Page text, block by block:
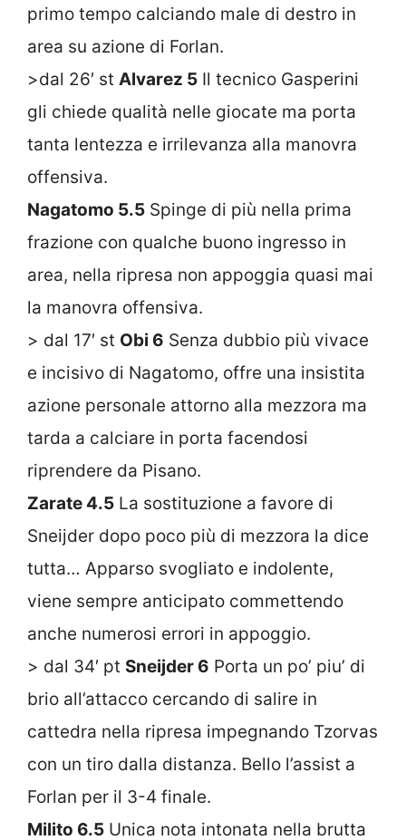
primo tempo calciando male di destro in
area su azione di Forlan.
>dal 26′ st Alvarez 5 Il tecnico Gasperini
gli chiede qualità nelle giocate ma porta
tanta lentezza e irrilevanza alla manovra
offensiva.
Nagatomo 5.5 Spinge di più nella prima
frazione con qualche buono ingresso in
area, nella ripresa non appoggia quasi mai
la manovra offensiva.
> dal 17′ st Obi 6 Senza dubbio più vivace
e incisivo di Nagatomo, offre una insistita
azione personale attorno alla mezzora ma
tarda a calciare in porta facendosi
riprendere da Pisano.
Zarate 4.5 La sostituzione a favore di
Sneijder dopo poco più di mezzora la dice
tutta… Apparso svogliato e indolente,
viene sempre anticipato commettendo
anche numerosi errori in appoggio.
> dal 34′ pt Sneijder 6 Porta un po’ piu’ di
brio all’attacco cercando di salire in
cattedra nella ripresa impegnando Tzorvas
con un tiro dalla distanza. Bello l’assist a
Forlan per il 3-4 finale.
Milito 6.5 Unica nota intonata nella brutta